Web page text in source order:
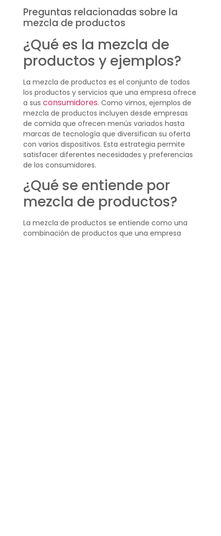
Preguntas relacionadas sobre la
mezcla de productos
¿Qué es la mezcla de
productos y ejemplos?
La mezcla de productos es el conjunto de todos
los productos y servicios que una empresa ofrece
a sus consumidores. Como vimos, ejemplos de
mezcla de productos incluyen desde empresas
de comida que ofrecen menús variados hasta
marcas de tecnología que diversifican su oferta
con varios dispositivos. Esta estrategia permite
satisfacer diferentes necesidades y preferencias
de los consumidores.
¿Qué se entiende por
mezcla de productos?
La mezcla de productos se entiende como una
combinación de productos que una empresa